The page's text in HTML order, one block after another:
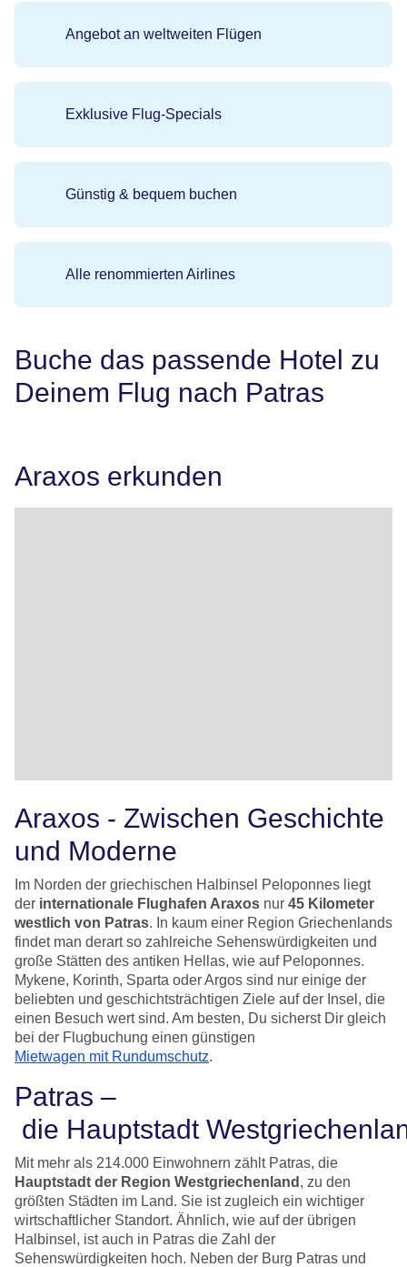
Angebot an weltweiten Flügen
Exklusive Flug-Specials
Günstig & bequem buchen
Alle renommierten Airlines
Buche das passende Hotel zu
Deinem Flug nach Patras
Araxos erkunden
Araxos - Zwischen Geschichte
und Moderne
Im Norden der griechischen Halbinsel Peloponnes liegt
der internationale Flughafen Araxos nur 45 Kilometer
westlich von Patras. In kaum einer Region Griechenlands
findet man derart so zahlreiche Sehenswürdigkeiten und
große Stätten des antiken Hellas, wie auf Peloponnes.
Mykene, Korinth, Sparta oder Argos sind nur einige der
beliebten und geschichtsträchtigen Ziele auf der Insel, die
einen Besuch wert sind. Am besten, Du sicherst Dir gleich
bei der Flugbuchung einen günstigen
Mietwagen mit Rundumschutz.
Patras –
die Hauptstadt
Mit mehr als 214.000 Einwohnern zählt Patras, die
Hauptstadt der Region Westgriechenland , zu den
größten Städten im Land. Sie ist zugleich ein wichtiger
wirtschaftlicher Standort. Ähnlich, wie auf der übrigen
Halbinsel, ist auch in Patras die Zahl der
Sehenswürdigkeiten hoch. Neben der Burg Patras und